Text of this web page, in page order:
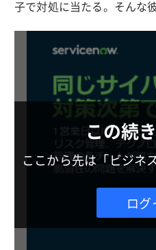
子で対処に当たる。そんな
この続
ここから先は「ビジネ
ロ